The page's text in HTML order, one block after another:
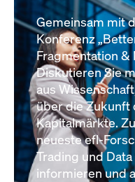
Gemeinsam mit
Konferenz
Fragmentation &
Diskutieren Sie
aus
über die Zukunft
Kapitalmärkte.
neueste efl-
Trading und
informieren und